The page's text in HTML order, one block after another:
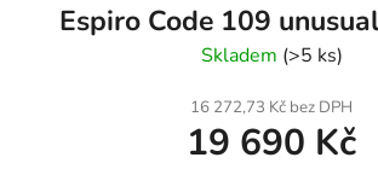
Espiro Code 109
Skladem (>5 ks)
16 272,73 Kč bez DPH
19 690 Kč